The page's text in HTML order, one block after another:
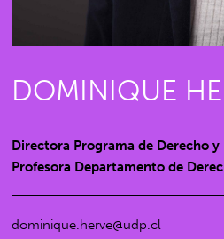
DOMINIQUE
Directora Programa de Derecho
Profesora Departamento de
dominique.herve@udp.cl